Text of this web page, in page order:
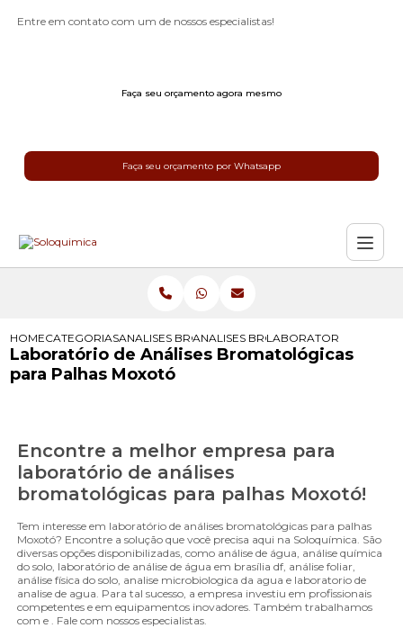
Entre em contato com um de nossos especialistas!
Faça seu orçamento agora mesmo
Faça seu orçamento por Whatsapp
HOMECATEGORIASANALISES BROMATOLOGICAS
ANALISES BROMATOLOGICAS DE
LABORATORIO DE
Laboratório de Análises Bromatológicas
para Palhas Moxotó
Encontre a melhor empresa para
laboratório de análises
bromatológicas para palhas Moxotó!
Tem interesse em laboratório de análises bromatológicas para palhas
Moxotó? Encontre a solução que você precisa aqui na Soloquímica. São
diversas opções disponibilizadas, como análise de água, análise química
do solo, laboratório de análise de água em brasília df, análise foliar,
análise física do solo, analise microbiologica da agua e laboratorio de
analise de agua. Para tal sucesso, a empresa investiu em profissionais
competentes e em equipamentos inovadores. Também trabalhamos
com e . Fale com nossos especialistas.